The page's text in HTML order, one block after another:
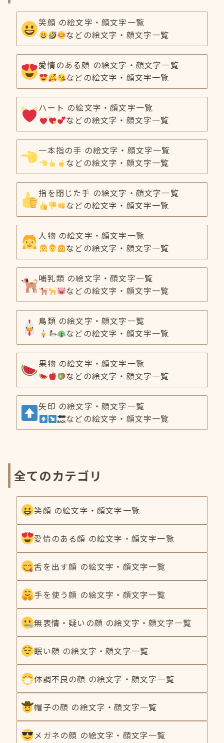
笑顔 の絵文字・顔文字一覧
などの絵文字・顔文字一覧
愛情のある顔 の絵文字・顔文字一覧
などの絵文字・顔文字一覧
ハート の絵文字・顔文字一覧
などの絵文字・顔文字一覧
一本指の手 の絵文字・顔文字一覧
などの絵文字・顔文字一覧
指を閉じた手 の絵文字・顔文字一覧
などの絵文字・顔文字一覧
人物 の絵文字・顔文字一覧
などの絵文字・顔文字一覧
哺乳類 の絵文字・顔文字一覧
などの絵文字・顔文字一覧
鳥類 の絵文字・顔文字一覧
などの絵文字・顔文字一覧
果物 の絵文字・顔文字一覧
などの絵文字・顔文字一覧
矢印 の絵文字・顔文字一覧
などの絵文字・顔文字一覧
全てのカテゴリ
笑顔 の絵文字・顔文字一覧
愛情のある顔 の絵文字・顔文字一覧
舌を出す顔 の絵文字・顔文字一覧
手を使う顔 の絵文字・顔文字一覧
無表情・疑いの顔 の絵文字・顔文字一覧
眠い顔 の絵文字・顔文字一覧
体調不良の顔 の絵文字・顔文字一覧
帽子の顔 の絵文字・顔文字一覧
メガネの顔 の絵文字・顔文字一覧